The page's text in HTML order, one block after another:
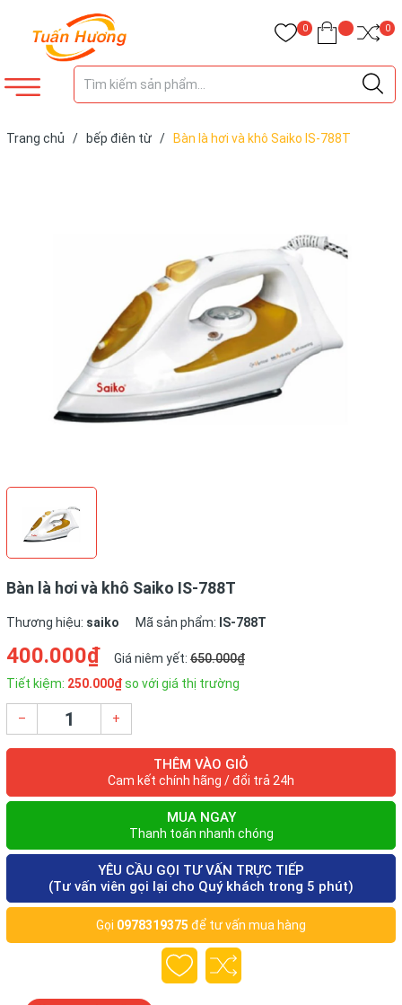
0 0
Trang chủ / bếp điên từ / Bàn là hơi và khô Saiko IS-788T
Bàn là hơi và khô Saiko IS-788T
Thương hiệu: saiko Mã sản phẩm: IS-788T
400.000₫ Giá niêm yết: 650.000₫
Tiết kiệm: 250.000₫so với giá thị trường
– +
THÊM VÀO GIỎ
Cam kết chính hãng / đổi trả 24h
MUA NGAY
Thanh toán nhanh chóng
YÊU CẦU GỌI TƯ VẤN TRỰC TIẾP
(Tư vấn viên gọi lại cho Quý khách trong 5 phút)
Gọi 0978319375 để tư vấn mua hàng